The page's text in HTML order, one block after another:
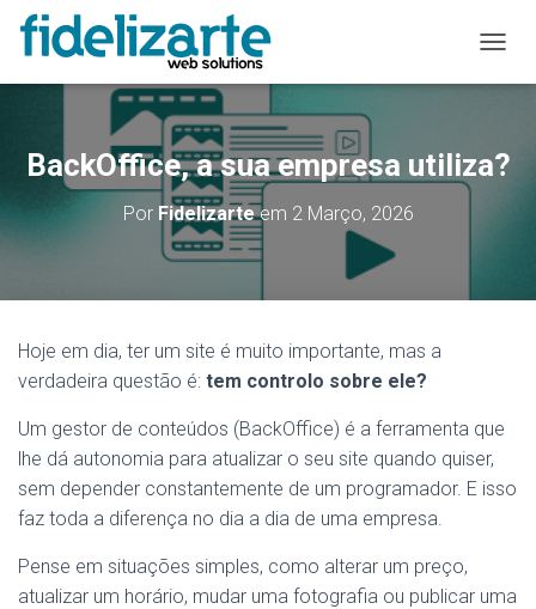
L
R
N
Ã
BackOffice, a sua empresa utiliza?
Por Fidelizarteem 2 Março, 2026
Hoje em dia, ter um site é muito importante, mas a
verdadeira questão é: tem controlo sobre ele?
Um gestor de conteúdos (BackOffice) é a ferramenta que
lhe dá autonomia para atualizar o seu site quando quiser,
sem depender constantemente de um programador. E isso
faz toda a diferença no dia a dia de uma empresa.
Pense em situações simples, como alterar um preço,
atualizar um horário, mudar uma fotografia ou publicar uma